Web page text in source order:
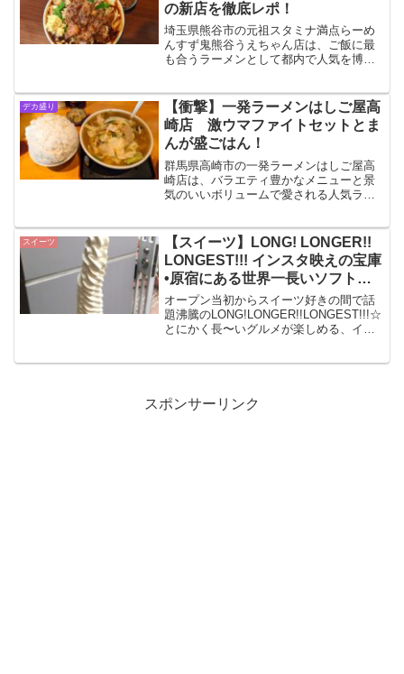
の新店を徹底レポ！
埼玉県熊谷市の元祖スタミナ満点らーめ
んすず鬼熊谷うえちゃん店は、ご飯に最
も合うラーメンとして都内で人気を博し
ングメニューやライスと合わせてお腹い
っぱい堪能して来ました！
デカ盛り
【衝撃】一発ラーメンはしご屋高
崎店 激ウマファイトセットとま
んが盛ごはん！
群馬県高崎市の一発ラーメンはしご屋高
崎店は、バラエティ豊かなメニューと景
気のいいボリュームで愛される人気ラー
迫力のデカ盛りっぷりをお腹いっぱい堪
能して来ました！
スイーツ
【スイーツ】LONG! LONGER!!
LONGEST!!! インスタ映えの宝庫
•原宿にある世界一長いソフトク
リーム☆
オープン当初からスイーツ好きの間で話
題沸騰のLONG!LONGER!!LONGEST!!!☆
とにかく長〜いグルメが楽しめる、イン
スポンサーリンク